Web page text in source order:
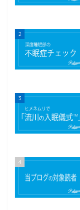
2
3
4